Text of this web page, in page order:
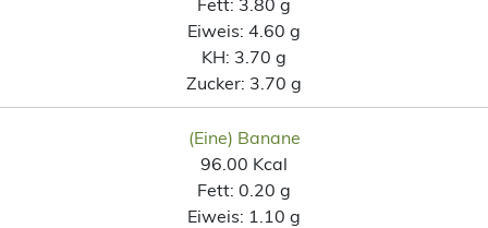
Eiweis: 4.60 g
KH: 3.70 g
Zucker: 3.70 g
(Eine) Banane
96.00 Kcal
Fett: 0.20 g
Eiweis: 1.10 g